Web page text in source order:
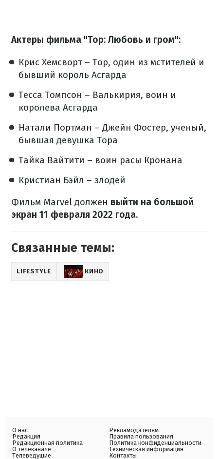
Актеры фильма "Тор: Любовь и гром":
Крис Хемсворт – Тор, один из мстителей и
бывший король Асгарда
Тесса Томпсон – Валькирия, воин и
королева Асгарда
Натали Портман – Джейн Фостер, ученый,
бывшая девушка Тора
Тайка Вайтити – воин расы Кронана
Кристиан Бэйл – злодей
Фильм Marvel должен выйти на большой
экран 11 февраля 2022 года.
Связанные темы:
LIFESTYLE КИНО
О нас
Редакция
Редакционная политика
О телеканале
Телеведущие
Рекламодателям
Правила пользования
Политика конфиденциальности
Техническая информация
Контакты